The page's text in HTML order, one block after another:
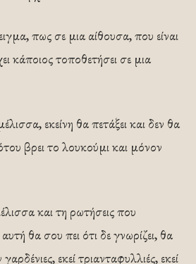
πως σε μια αίθουσα, που είναι
κάποιος τοποθετήσει σε μια
εκείνη θα πετάξει και δεν θα
βρει το λουκούμι και μόνον
και τη ρωτήσεις που
θα σου πει ότι δε γνωρίζει, θα
εκεί τριανταφυλλιές, εκεί